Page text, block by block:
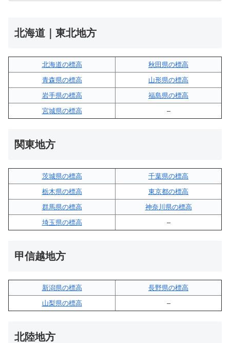
北海道｜東北地方
北海道の標高
秋田県の標高
青森県の標高
山形県の標高
岩手県の標高
福島県の標高
宮城県の標高
–
関東地方
茨城県の標高
千葉県の標高
栃木県の標高
東京都の標高
群馬県の標高
神奈川県の標高
埼玉県の標高
–
甲信越地方
新潟県の標高
長野県の標高
山梨県の標高
–
北陸地方